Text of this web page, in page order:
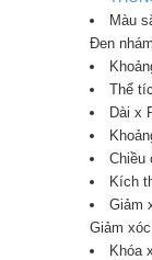
Màu
Đen
Thể
Dài x
Chiều
Kích
Giảm
Giảm
Khóa